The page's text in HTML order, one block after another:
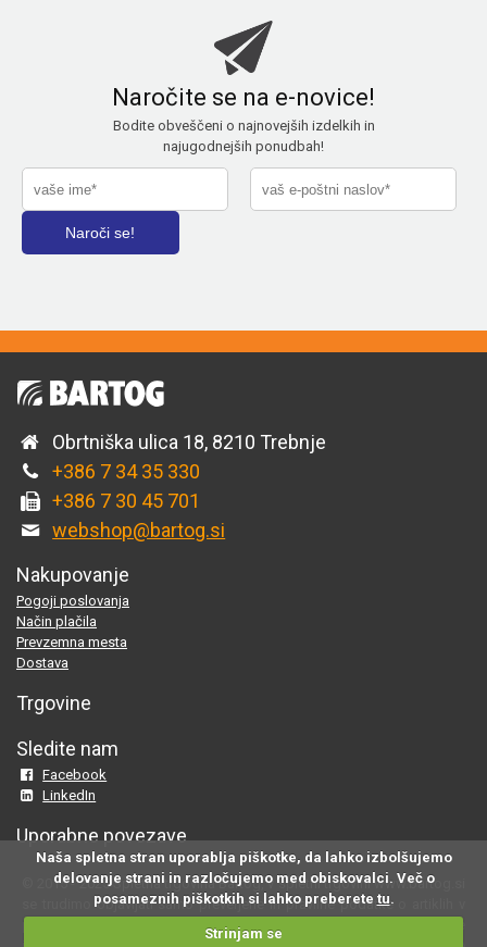
Naročite se na e-novice!
Bodite obveščeni o najnovejših izdelkih in
najugodnejših ponudbah!
Obrtniška ulica 18, 8210 Trebnje
+386 7 34 35 330
+386 7 30 45 701
webshop@bartog.si
Nakupovanje
Pogoji poslovanja
Način plačila
Prevzemna mesta
Dostava
Trgovine
Sledite nam
Facebook
LinkedIn
Uporabne povezave
© 2015 - 2025 Spletna trgovina Bartog, v spletni trgovini www.bartog.si
se trudimo objavljati samo preverjene in pravilne podatke o artiklih v
ponudbi; če na naši strani odkrijete neresnične oziroma neustrezne
Naša spletna stran uporablja piškotke, da lahko izbolšujemo
delovanje strani in razločujemo med obiskovalci. Več o
posameznih piškotkih si lahko preberete tu.
Strinjam se